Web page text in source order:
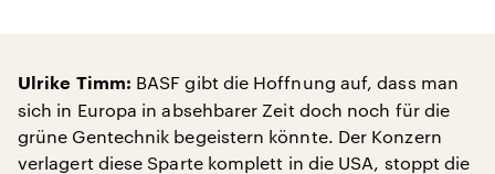
Ulrike Timm: BASF gibt die Hoffnung auf, dass man
sich in Europa in absehbarer Zeit doch noch für die
grüne Gentechnik begeistern könnte. Der Konzern
verlagert diese Sparte komplett in die USA, stoppt die